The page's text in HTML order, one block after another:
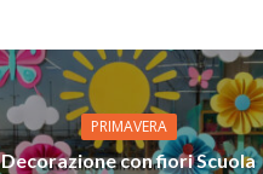
PRIMAVERA
Decorazione con fiori Scuola